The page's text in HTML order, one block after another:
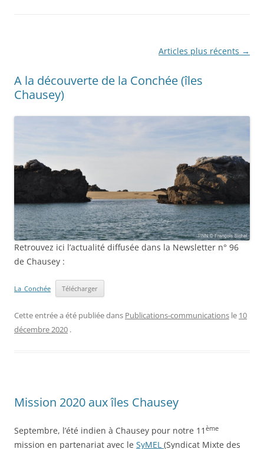
articles
Articles plus récents →
A la découverte de la Conchée (îles
Chausey)
Retrouvez ici l’actualité diffusée dans la Newsletter n° 96
de Chausey :
La_Conchée Télécharger
Cette entrée a été publiée dans Publications-communications le 10
décembre 2020 .
Mission 2020 aux îles Chausey
Septembre, l’été indien à Chausey pour notre 11 ème
mission en partenariat avec le SyMEL (Syndicat Mixte des